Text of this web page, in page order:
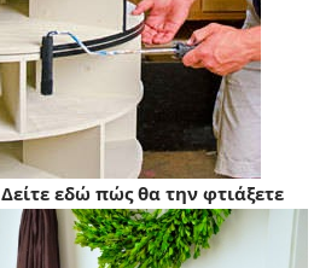
Δείτε εδώ πώς θα την φτιάξετε